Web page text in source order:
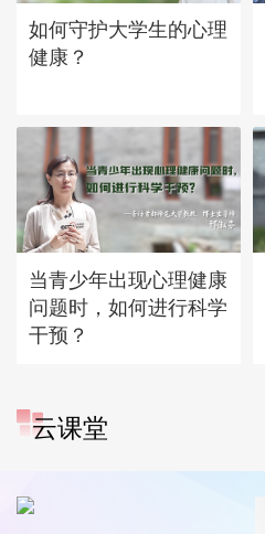
如何守护大学生的心理
健康？
当青少年出现心理健康
问题时，如何进行科学
干预？
云课堂